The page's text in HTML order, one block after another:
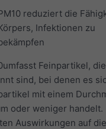
reduziert die
Infektionen zu
Feinpartikel,
sind, bei denen es
mit einem
oder weniger handelt.
Auswirkungen auf